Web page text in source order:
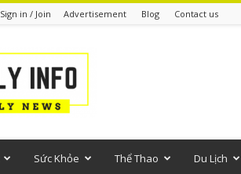
Sign in / Join Advertisement Blog Contact us
Sức Khỏe Thể Thao Du Lịch